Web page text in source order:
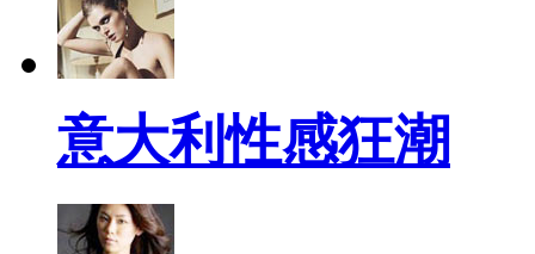
意大利性感狂潮